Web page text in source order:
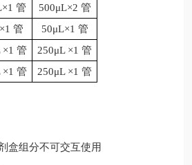
管
500μL×2 管
管
50μL×1 管
×1 管
250μL ×1 管
×1 管 250μL ×1 管
盒组分不可交互使用